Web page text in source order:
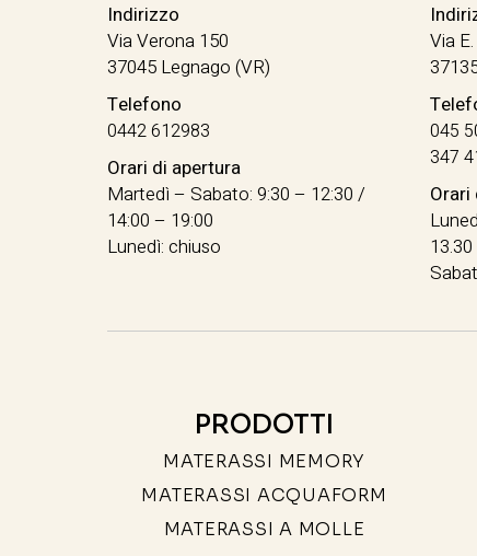
Indirizzo
Via Verona 150
37045 Legnago (VR)
Telefono
0442 612983
Orari di apertura
Martedì – Sabato: 9:30 – 12:30 /
14:00 – 19:00
Lunedì: chiuso
Via
045
347
Orari
PRODOTTI
MATERASSI MEMORY
MATERASSI ACQUAFORM
MATERASSI A MOLLE